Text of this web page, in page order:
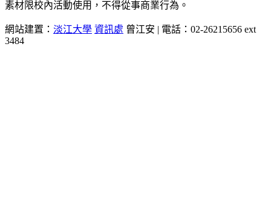
素材限校內活動使用，不得從事商業行為。
網站建置： 淡江大學 資訊處 曾江安 | 電話：02-26215656 ext
3484